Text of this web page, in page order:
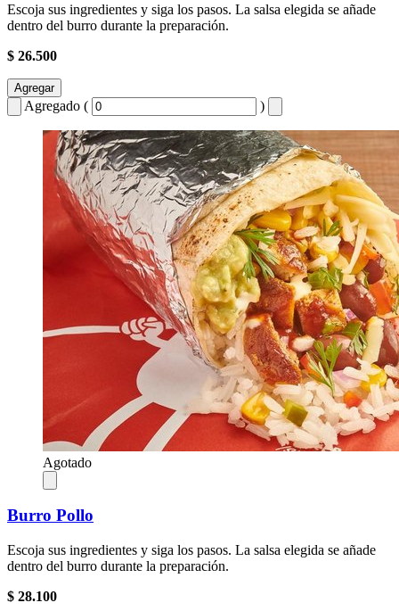
Escoja sus ingredientes y siga los pasos. La salsa elegida se añade
dentro del burro durante la preparación.
$ 26.500
Agregar
Agregado ( )
Agotado
Burro Pollo
Escoja sus ingredientes y siga los pasos. La salsa elegida se añade
dentro del burro durante la preparación.
$ 28.100